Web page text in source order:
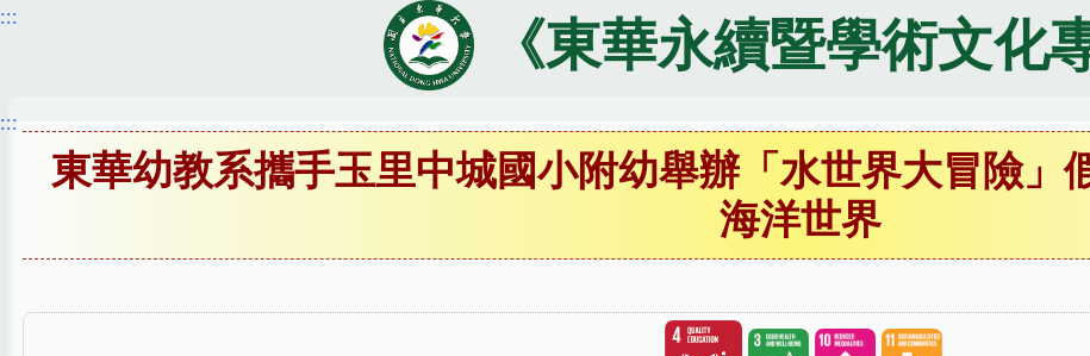
跳
要
::: 《東華永續暨學術文化
:::
東華幼教系攜手玉里中城國小附幼舉辦「水世界大冒險」
海洋世界